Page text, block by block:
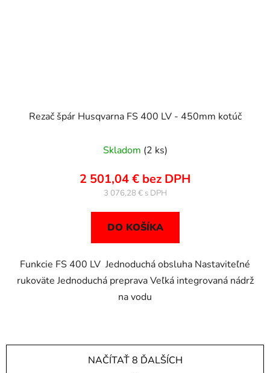
Rezač špár Husqvarna FS 400 LV - 450mm kotúč
Skladom (2 ks)
2 501,04 € bez DPH
3 076,28 €
DO KOŠÍKA
Funkcie FS 400 LV Jednoduchá obsluha Nastaviteľné
rukoväte Jednoduchá preprava Veľká integrovaná nádrž
na vodu
NAČÍTAŤ 8 ĎALŠÍCH